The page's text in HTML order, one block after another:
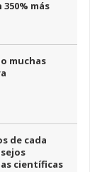
más
muchas
de cada
científicas